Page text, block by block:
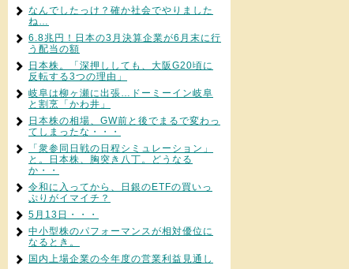
なんでしたっけ？確か社会でやりました
ね…
6.8兆円！日本の3月決算企業が6月末に行
う配当の額
日本株。「深押ししても、大阪G20頃に
反転する3つの理由」
岐阜は柳ヶ瀬に出張…ドーミーイン岐阜
と割烹「かわ井」
日本株の相場、GW前と後でまるで変わっ
てしまったな・・・
「衆参同日戦の日程シミュレーション」
と。日本株、胸突き八丁。どうなる
か・・
令和に入ってから、日銀のETFの買いっ
ぷりがイマイチ？
5月13日・・・
中小型株のパフォーマンスが相対優位に
なるとき。
国内上場企業の今年度の営業利益見通し